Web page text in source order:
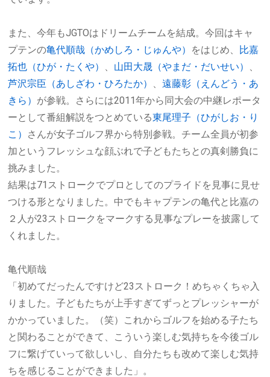
また、今年もJGTOはドリームチームを結成。今回はキャ
プテンの亀代順哉（かめしろ・じゅんや） をはじめ、 比嘉
拓也（ひが・たくや）
山田大晟（やまだ・だいせい）
芦沢宗臣（あしざわ・ひろたか）
、遠藤彰（えんどう・あ
きら） が参戦。さらには2011年から同大会の中継レポータ
ーとして番組解説をつとめている東尾理子（ひがしお・り
こ） さんが女子ゴルフ界から特別参戦。チーム全員が初参
加というフレッシュな顔ぶれで子どもたちとの真剣勝負に
挑みました。
結果は71 ストロークでプロとしてのプライドを見事に見せ
つける形となりました。中でもキャプテンの亀代と比嘉の
２人が23 ストロークをマークする見事なプレーを披露して
くれました。
亀代順哉
「初めてだったんですけど23 ストローク！めちゃくちゃ入
りました。子どもたちが上手すぎてずっとプレッシャーが
かかっていました。（笑）これからゴルフを始める子たち
と関わることができて、こういう楽しむ気持ちを今後ゴル
フに繋げていって欲しいし、自分たちも改めて楽しむ気持
ちを感じることができました」。